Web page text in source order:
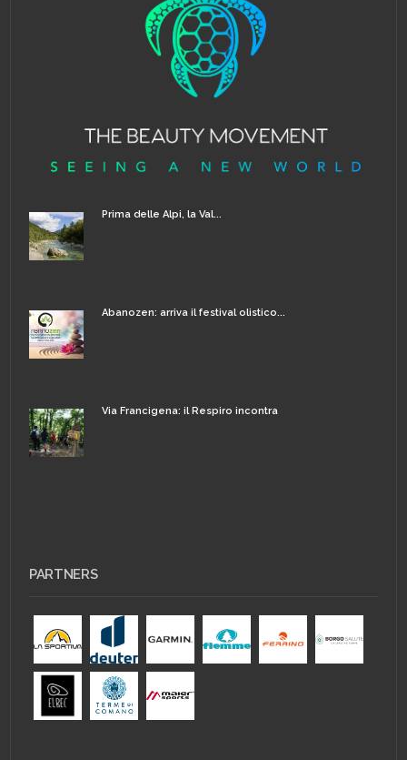
Prima delle Alpi, la Val...
Abanozen: arriva il festival olistico...
Via Francigena: il Respiro incontra
PARTNERS